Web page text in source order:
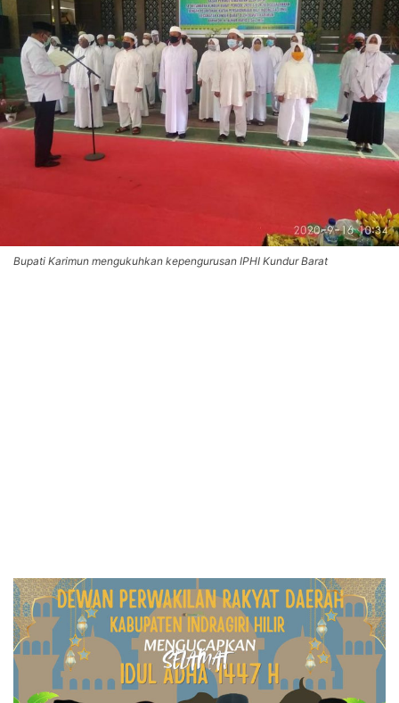
Bupati Karimun mengukuhkan kepengurusan IPHI Kundur Barat